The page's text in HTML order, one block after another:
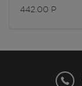
442.00 Р